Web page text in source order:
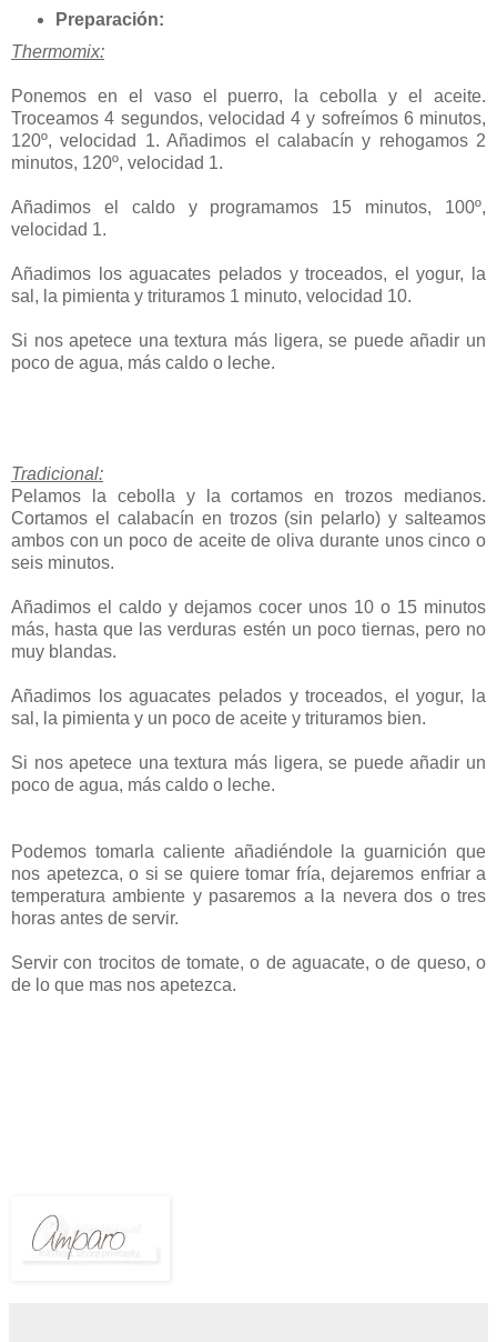
Preparación:
Thermomix:
Ponemos en el vaso el puerro, la cebolla y el aceite.
Troceamos 4 segundos, velocidad 4 y sofreímos 6 minutos,
120º, velocidad 1. Añadimos el calabacín y rehogamos 2
minutos, 120º, velocidad 1.
Añadimos el caldo y programamos 15 minutos, 100º,
velocidad 1.
Añadimos los aguacates pelados y troceados, el yogur, la
sal, la pimienta y trituramos 1 minuto, velocidad 10.
Si nos apetece una textura más ligera, se puede añadir un
poco de agua, más caldo o leche.
Tradicional:
Pelamos la cebolla y la cortamos en trozos medianos.
Cortamos el calabacín en trozos (sin pelarlo) y salteamos
ambos con un poco de aceite de oliva durante unos cinco o
seis minutos.
Añadimos el caldo y dejamos cocer unos 10 o 15 minutos
más, hasta que las verduras estén un poco tiernas, pero no
muy blandas.
Añadimos los aguacates pelados y troceados, el yogur, la
sal, la pimienta y un poco de aceite y trituramos bien.
Si nos apetece una textura más ligera, se puede añadir un
poco de agua, más caldo o leche.
Podemos tomarla caliente añadiéndole la guarnición que
nos apetezca, o si se quiere tomar fría, dejaremos enfriar a
temperatura ambiente y pasaremos a la nevera dos o tres
horas antes de servir.
Servir con trocitos de tomate, o de aguacate, o de queso, o
de lo que mas nos apetezca.